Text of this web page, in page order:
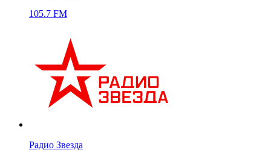
105.7 FM
Радио Звезда